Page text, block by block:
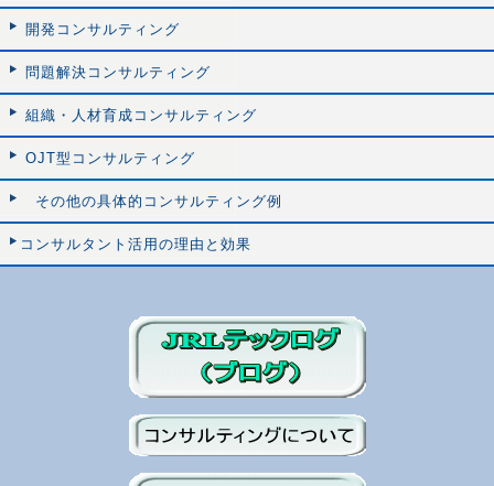
開発コンサルティング
問題解決コンサルティング
組織・人材育成コンサルティング
OJT型コンサルティング
その他の具体的コンサルティング例
コンサルタント活用の理由と効果